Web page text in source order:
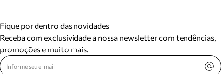
Fique por dentro das novidades
Receba com exclusividade a nossa newsletter com tendências,
promoções e muito mais.